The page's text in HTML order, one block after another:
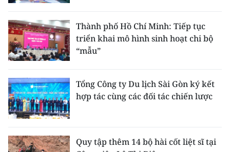
Thành phố Hồ Chí Minh: Tiếp tục
triển khai mô hình sinh hoạt chi bộ
“mẫu”
Tổng Công ty Du lịch Sài Gòn ký kết
hợp tác cùng các đối tác chiến lược
Quy tập thêm 14 bộ hài cốt liệt sĩ tại